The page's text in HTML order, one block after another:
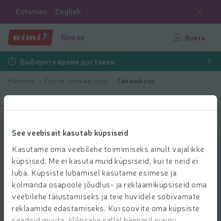
See veebisait kasutab küpsiseid
Kasutame oma veebilehe toimimiseks ainult vajalikke
küpsised. Me ei kasuta muid küpsiseid, kui te neid ei
luba. Küpsiste lubamisel kasutame esimese ja
kolmanda osapoole jõudlus- ja reklaamiküpsiseid oma
veebilehe täiustamiseks ja teie huvidele sobivamate
reklaamide edastamiseks. Kui soovite oma küpsiste
Estonian English
Rimi.ee Войти
Выберите время доставки
Напитки Смузи, свежие соки Свежий сок